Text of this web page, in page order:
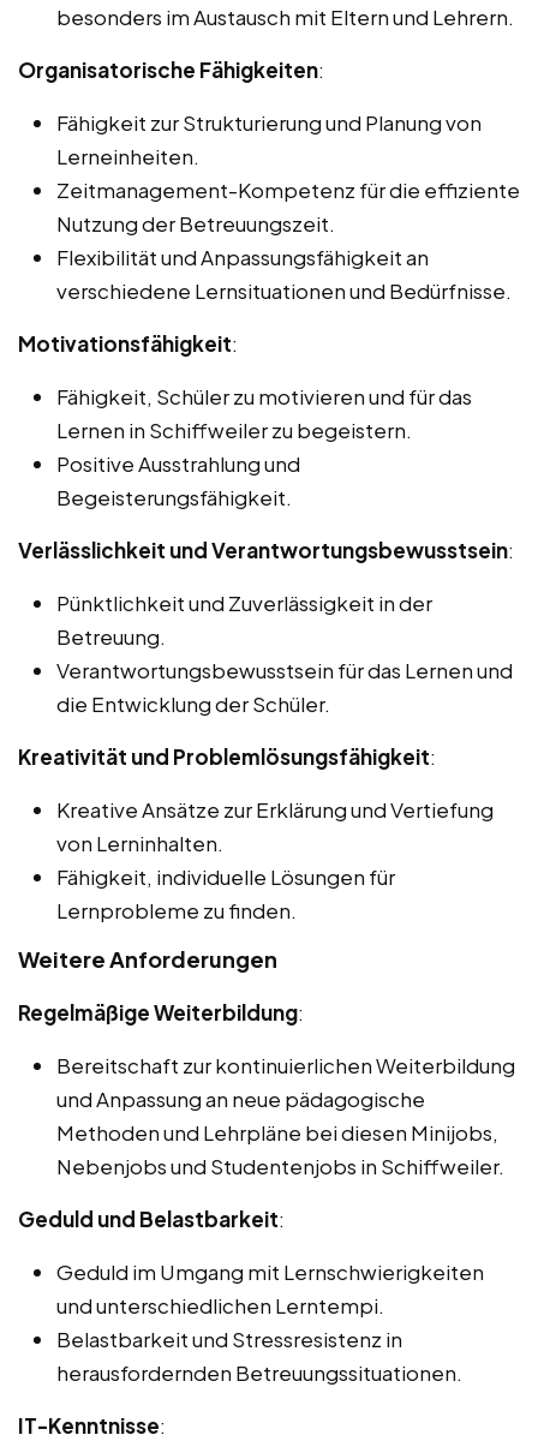
besonders im Austausch mit Eltern und Lehrern.
Organisatorische Fähigkeiten:
Fähigkeit zur Strukturierung und Planung von
Lerneinheiten.
Zeitmanagement-Kompetenz für die effiziente
Nutzung der Betreuungszeit.
Flexibilität und Anpassungsfähigkeit an
verschiedene Lernsituationen und Bedürfnisse.
Motivationsfähigkeit:
Fähigkeit, Schüler zu motivieren und für das
Lernen in Schiffweiler zu begeistern.
Positive Ausstrahlung und
Begeisterungsfähigkeit.
Verlässlichkeit und Verantwortungsbewusstsein:
Pünktlichkeit und Zuverlässigkeit in der
Betreuung.
Verantwortungsbewusstsein für das Lernen und
die Entwicklung der Schüler.
Kreativität und Problemlösungsfähigkeit:
Kreative Ansätze zur Erklärung und Vertiefung
von Lerninhalten.
Fähigkeit, individuelle Lösungen für
Lernprobleme zu finden.
Weitere Anforderungen
Regelmäßige Weiterbildung:
Bereitschaft zur kontinuierlichen Weiterbildung
und Anpassung an neue pädagogische
Methoden und Lehrpläne bei diesen Minijobs,
Nebenjobs und Studentenjobs in Schiffweiler.
Geduld und Belastbarkeit:
Geduld im Umgang mit Lernschwierigkeiten
und unterschiedlichen Lerntempi.
Belastbarkeit und Stressresistenz in
herausfordernden Betreuungssituationen.
IT-Kenntnisse: